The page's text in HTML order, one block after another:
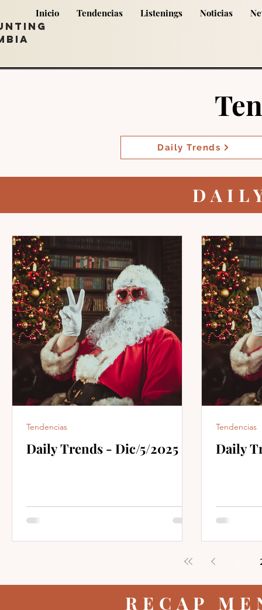
Inicio Tendencias Listenings Noticias
Daily Trends
Daily Trends - Dic/5/2025
Tendencias
Daily
Tendencias
RECAP